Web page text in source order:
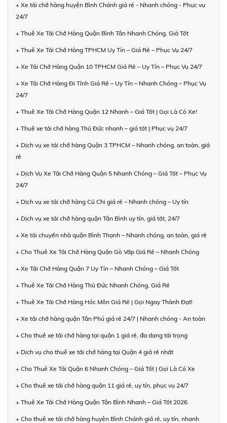
+ Xe tải chở hàng huyện Bình Chánh giá rẻ - Nhanh chóng - Phục vụ
24/7
+ Thuê Xe Tải Chở Hàng Quận Bình Tân Nhanh Chóng, Giá Tốt
+ Thuê Xe Tải Chở Hàng TPHCM Uy Tín – Giá Rẻ – Phục Vụ 24/7
+ Xe Tải Chở Hàng Quận 10 TPHCM Giá Rẻ – Uy Tín – Phục Vụ 24/7
+ Xe Tải Chở Hàng Đi Tỉnh Giá Rẻ – Uy Tín – Nhanh Chóng – Phục Vụ
24/7
+ Thuê Xe Tải Chở Hàng Quận 12 Nhanh – Giá Tốt | Gọi Là Có Xe!
+ Thuê xe tải chở hàng Thủ Đức nhanh – giá tốt | Phục vụ 24/7
+ Dịch vụ xe tải chở hàng Quận 3 TPHCM – Nhanh chóng, an toàn, giá
rẻ
+ Dịch Vụ Xe Tải Chở Hàng Quận 5 Nhanh Chóng – Giá Tốt – Phục Vụ
24/7
+ Dịch vụ xe tải chở hàng Củ Chi giá rẻ – Nhanh chóng – Uy tín
+ Dịch vụ xe tải chở hàng quận Tân Bình uy tín, giá tốt, 24/7
+ Xe tải chuyển nhà quận Bình Thạnh – Nhanh chóng, an toàn, giá rẻ
+ Cho Thuê Xe Tải Chở Hàng Quận Gò Vấp Giá Rẻ – Nhanh Chóng
+ Xe Tải Chở Hàng Quận 7 Uy Tín – Nhanh Chóng – Giá Tốt
+ Thuê Xe Tải Chở Hàng Thủ Đức Nhanh Chóng, Giá Rẻ
+ Thuê Xe Tải Chở Hàng Hóc Môn Giá Rẻ | Gọi Ngay Thành Đạt!
+ Xe tải chở hàng quận Tân Phú giá rẻ 24/7 | Nhanh chóng - An toàn
+ Cho thuê xe tải chở hàng tại quận 1 giá rẻ, đa dạng tải trọng
+ Dịch vụ cho thuê xe tải chở hàng tại Quận 4 giá rẻ nhất
+ Cho Thuê Xe Tải Quận 6 Nhanh Chóng – Giá Tốt | Gọi Là Có Xe
+ Cho thuê xe tải chở hàng quận 11 giá rẻ, uy tín, phục vụ 24/7
+ Thuê Xe Tải Chở Hàng Quận Tân Bình Nhanh – Giá Tốt 2026
+ Cho thuê xe tải chở hàng huyện Bình Chánh giá rẻ, uy tín, nhanh